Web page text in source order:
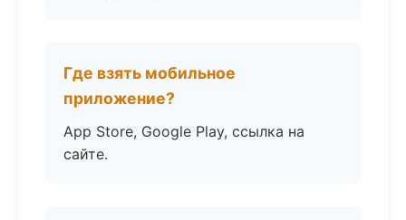
Где взять мобильное
приложение?
App Store, Google Play, ссылка на
сайте.